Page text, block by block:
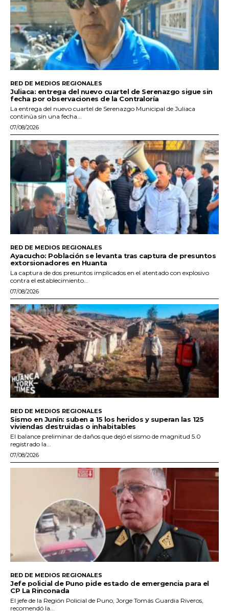
RED DE MEDIOS REGIONALES
Juliaca: entrega del nuevo cuartel de Serenazgo sigue sin
fecha por observaciones de la Contraloría
La entrega del nuevo cuartel de Serenazgo Municipal de Juliaca
continúa sin una fecha...
07/08/2026
RED DE MEDIOS REGIONALES
Ayacucho: Población se levanta tras captura de presuntos
extorsionadores en Huanta
La captura de dos presuntos implicados en el atentado con explosivo
contra el establecimiento...
07/08/2026
RED DE MEDIOS REGIONALES
Sismo en Junín: suben a 15 los heridos y superan las 125
viviendas destruidas o inhabitables
El balance preliminar de daños que dejó el sismo de magnitud 5.0
registrado la...
07/08/2026
RED DE MEDIOS REGIONALES
Jefe policial de Puno pide estado de emergencia para el
CP La Rinconada
El jefe de la Región Policial de Puno, Jorge Tomás Guardia Riveros,
recomendó la...